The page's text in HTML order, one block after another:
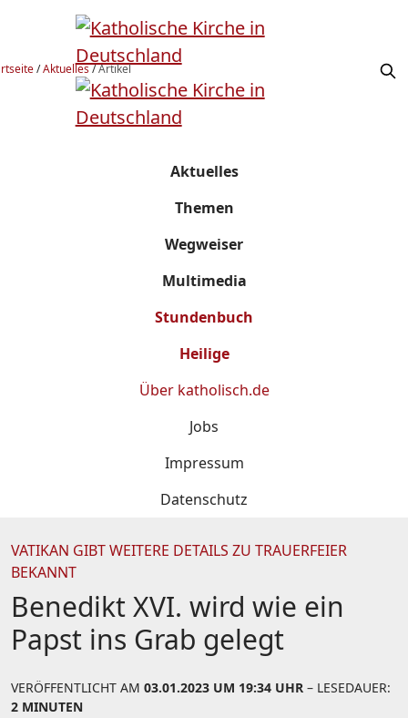
/Aktuelles/Artikel
Aktuelles
Themen
Wegweiser
Multimedia
Stundenbuch
Heilige
Über katholisch.de
Jobs
Impressum
Datenschutz
VATIKAN GIBT WEITERE DETAILS ZU TRAUERFEIER
BEKANNT
Benedikt XVI. wird wie ein
Papst ins Grab gelegt
VERÖFFENTLICHT AM 03.01.2023 UM 19:34 UHR – LESEDAUER:
2 MINUTEN